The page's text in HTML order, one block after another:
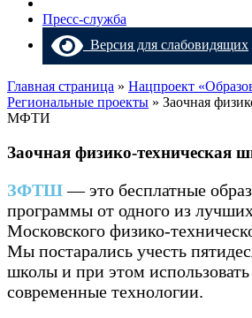
Пресс-служба
Версия для слабовидящих
Главная страница » Нацпроект
Региональные проекты » Заочная
МФТИ
Заочная физико-
ЗФТШ— это бесплатные
программы от одного из
Московского физико-
Мы постарались учесть
школы и при этом
современные технологии.